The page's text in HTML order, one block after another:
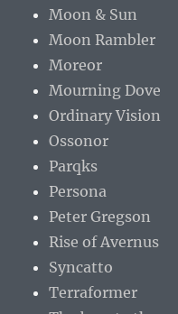
Moon & Sun
Moon Rambler
Moreor
Mourning Dove
Ordinary Vision
Ossonor
Parqks
Persona
Peter Gregson
Rise of Avernus
Syncatto
Terraformer